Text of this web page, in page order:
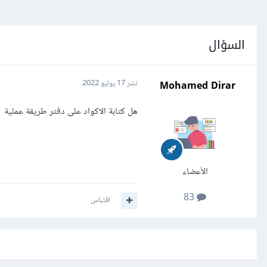
السؤال
Mohamed Dirar
الأعضاء
نشر17 يوليو 2022
هل كتابة الاكواد على دفتر طريقة عملية
اقتباس